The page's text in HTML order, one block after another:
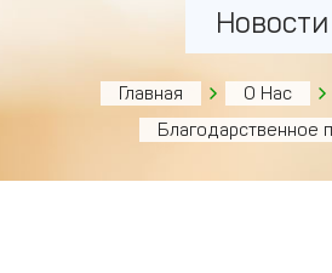
Новости
Главная О Нас
Благодарственное